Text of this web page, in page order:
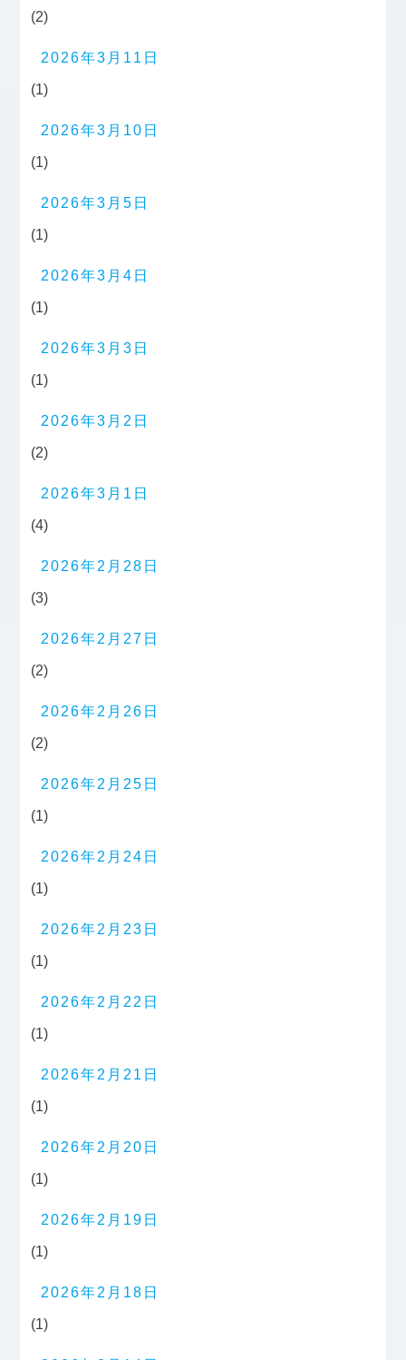
(2)
2026年3月11日
(1)
2026年3月10日
(1)
2026年3月5日
(1)
2026年3月4日
(1)
2026年3月3日
(1)
2026年3月2日
(2)
2026年3月1日
(4)
2026年2月28日
(3)
2026年2月27日
(2)
2026年2月26日
(2)
2026年2月25日
(1)
2026年2月24日
(1)
2026年2月23日
(1)
2026年2月22日
(1)
2026年2月21日
(1)
2026年2月20日
(1)
2026年2月19日
(1)
2026年2月18日
(1)